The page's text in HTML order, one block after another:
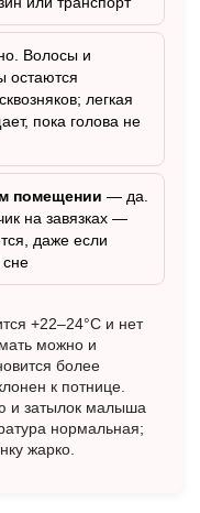
Волосы и
остаются
легкая
пока голова не
помещении — да.
на завязках —
даже если
сне
+22–24°C и нет
можно и
более
к потнице.
и затылок малыша
нормальная;
жарко.